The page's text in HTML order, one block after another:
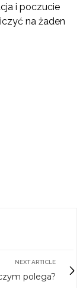
i poczucie
na żaden
NEXT ARTICLE
polega?